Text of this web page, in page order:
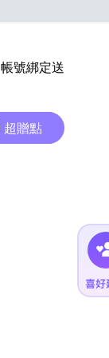
帳號綁定送
超贈點